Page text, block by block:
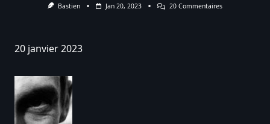
Bastien Jan 20, 2023 20 CommentairesSur
20 janvier 2023